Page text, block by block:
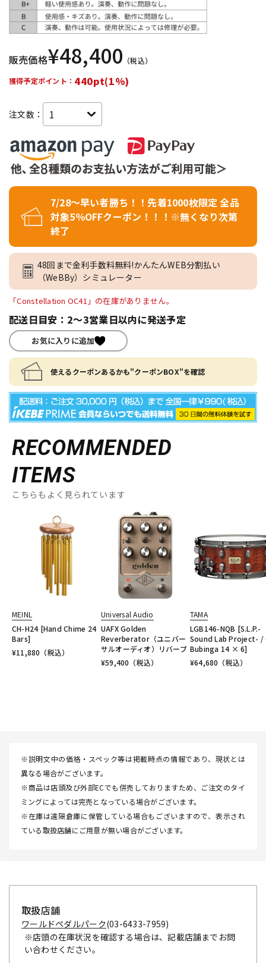
販売価格¥48,400 （税込）
獲得予定ポイント： 440pt(1%)
注文数：
7/28～早い者勝ち！！先着1000枚限定 全品
対象5％OFFクーポン！！！※無くなり次第
終了
48回まで金利手数料無料!かんたんWEB分割払い
（WeBBy）シミュレーター
「Constellation OC41」の在庫がありません。
配送日目安：2～3営業日以内に発送予定
お気に入りに追加
使えるクーポンあるかも"クーポンBOX"を確認
RECOMMENDED
ITEMS
こちらもよく見られています
MEINL
CH-H24 [Hand Chime 24
Bars]
¥11,880 （税込）
Universal Audio
UAFX Golden
Reverberator（ユニバー
サルオーディオ）リバーブ
¥59,400 （税込）
TAMA
LGB146-NQB [S.L.P.-
Sound Lab Project- /
Bubinga 14 × 6]
¥64,680 （税込）
※説明文中の価格・スペック等は掲載時点の情報であり、現状とは
異なる場合がございます。
※商品は店頭及び外部ECでも併売しておりますため、ご注文のタイ
ミングによっては完売となっている場合がございます。
※在庫は遠隔倉庫に保管している場合もございますので、表示され
ている取扱店舗にご用意が無い場合がございます。
取扱店舗
ワールドペダルパーク(03-6433-7959)
※店頭の在庫状況を確認する場合は、記載店舗までお問
い合わせください。